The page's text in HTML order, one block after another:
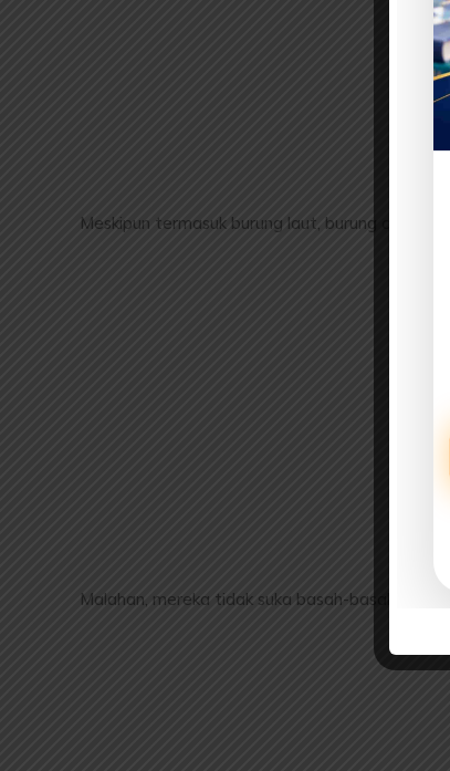
Meskipun termasuk burung laut, burung cikalang
Malahan, mereka tidak suka basah-basahan.